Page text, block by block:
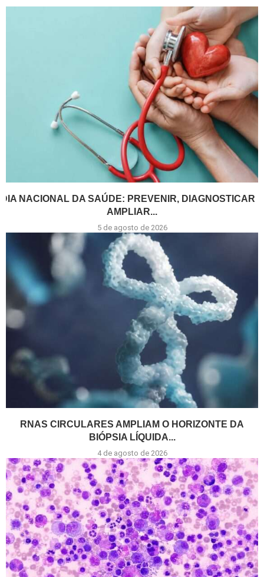
DIA NACIONAL DA SAÚDE: PREVENIR, DIAGNOSTICAR E
AMPLIAR...
5 de agosto de 2026
RNAS CIRCULARES AMPLIAM O HORIZONTE DA
BIÓPSIA LÍQUIDA...
4 de agosto de 2026